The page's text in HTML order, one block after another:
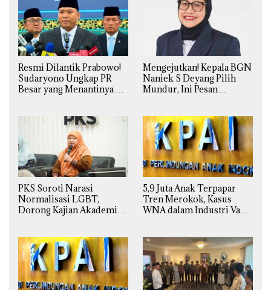
Resmi Dilantik Prabowo!
Sudaryono Ungkap PR
Besar yang Menantinya di
Mengejutkan! Kepala BGN
Naniek S Deyang Pilih
Mundur, Ini Pesan
PKS Soroti Narasi
Normalisasi LGBT,
Dorong Kajian Akademik
Agama
5,9 Juta Anak Terpapar
Tren Merokok, Kasus
WNA dalam Industri Vape